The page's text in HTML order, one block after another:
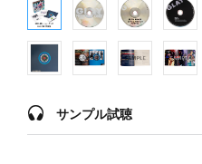
サンプル試聴